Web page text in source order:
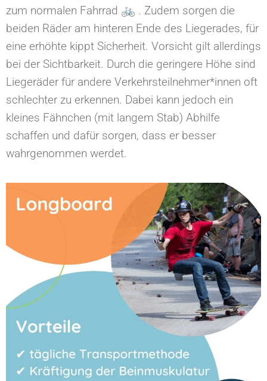
zum normalen Fahrrad 🚲 . Zudem sorgen die
beiden Räder am hinteren Ende des Liegerades, für
eine erhöhte kippt Sicherheit. Vorsicht gilt allerdings
bei der Sichtbarkeit. Durch die geringere Höhe sind
Liegeräder für andere Verkehrsteilnehmer*innen oft
schlechter zu erkennen. Dabei kann jedoch ein
kleines Fähnchen (mit langem Stab) Abhilfe
schaffen und dafür sorgen, dass er besser
wahrgenommen werdet.